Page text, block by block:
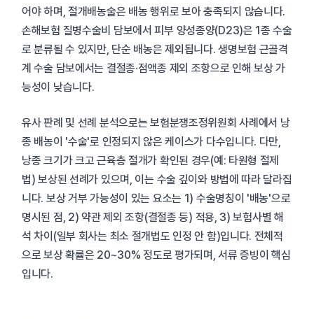
어야 하며, 절개배농술은 배농 행위로 보아 충족되지 않습니다.
손해보험 질병수술비 담보에서 피부 양성종양(D23)은 1종 수술
로 분류될 수 있지만, 단순 배농은 제외됩니다. 생명보험 근골격
계 수술 담보에서는 결절종·점액종 제외 조항으로 인해 보상 가
능성이 낮습니다.
유사 판례 및 선례 분석으로는 보험분쟁조정위원회 사례에서 낭
종 배농이 '수술'로 인정되지 않은 케이스가 다수입니다. 다만,
낭종 크기가 크고 근육층 절개가 확인된 경우(예: 타원형 절제
법) 보상된 선례가 있으며, 이는 수술 깊이와 방법에 따라 달라집
니다. 보상 거부 가능성이 있는 요소는 1) 수술명칭이 '배농'으로
명시된 점, 2) 약관 제외 조항(결절종 등) 적용, 3) 보험사별 해
석 차이(일부 회사는 최소 절개법도 인정 안 함)입니다. 전체적
으로 보상 확률은 20~30% 정도로 평가되며, 서류 증빙이 핵심
입니다.